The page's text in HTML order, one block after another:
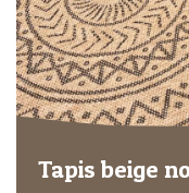
Tapis beige